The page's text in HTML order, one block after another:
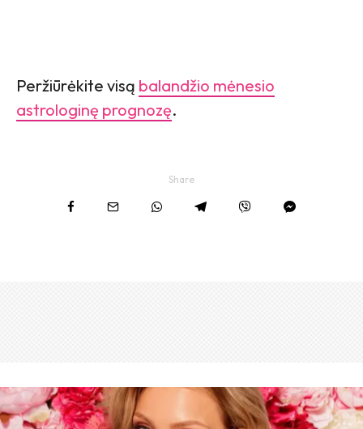
Peržiūrėkite visą balandžio mėnesio
astrologinę prognozę.
Share